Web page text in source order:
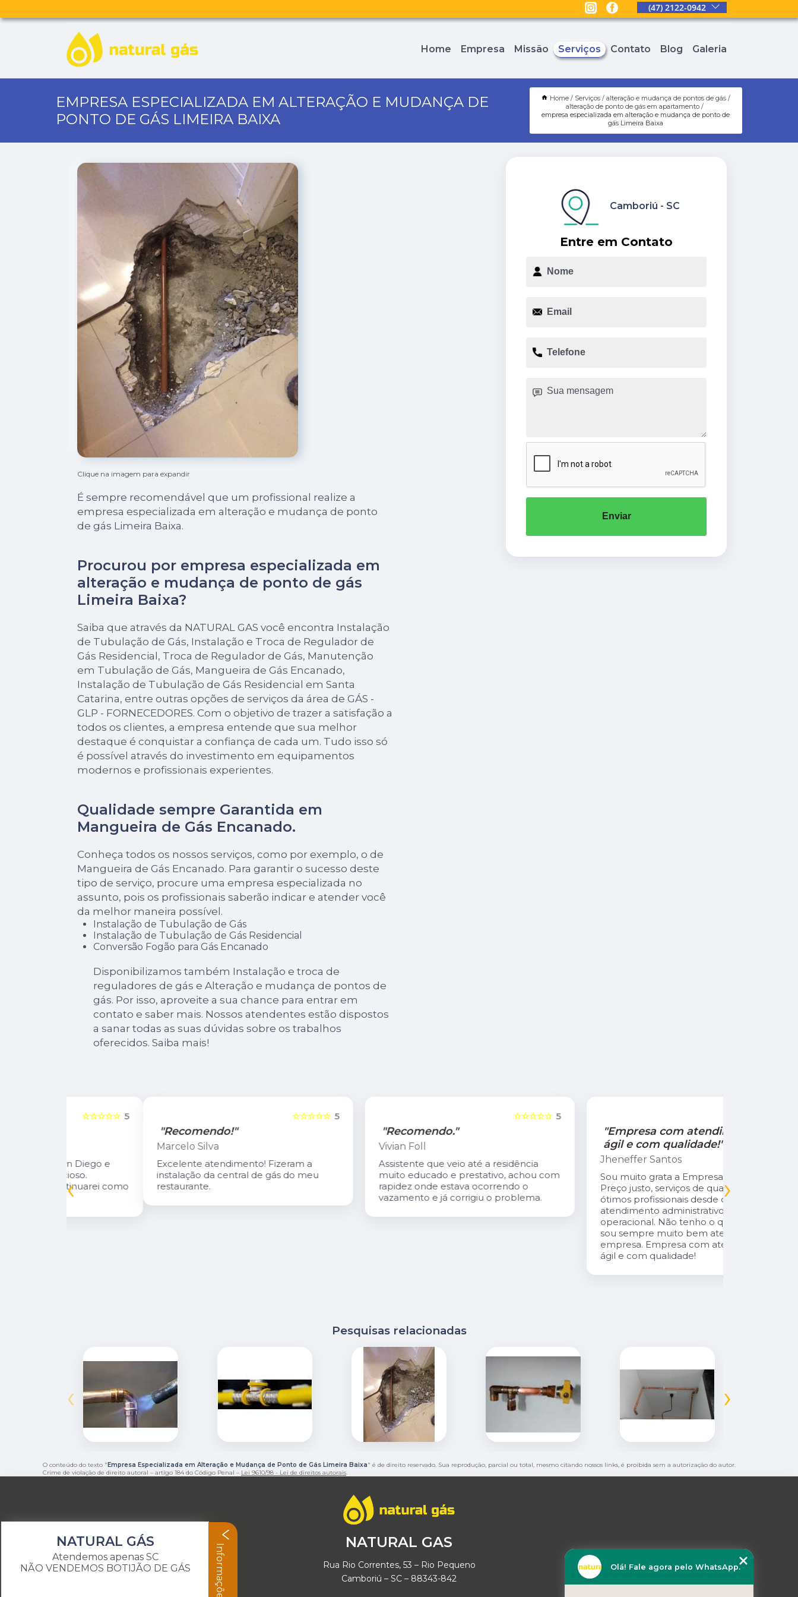
(47) 2122-0942
Home Empresa Missão Serviços Contato Blog Galeria
EMPRESA ESPECIALIZADA EM ALTERAÇÃO E MUDANÇA DE
PONTO DE GÁS LIMEIRA BAIXA
Home Serviços
alteração e mudança de pontos de gás
alteração de ponto de gás em apartamento
empresa especializada em alteração e mudança de ponto de
gás Limeira Baixa
Clique na imagem para expandir
É sempre recomendável que um profissional realize a
empresa especializada em alteração e mudança de ponto
de gás Limeira Baixa.
Procurou por empresa especializada em
alteração e mudança de ponto de gás
Limeira Baixa?
Saiba que através da NATURAL GAS você encontra Instalação
de Tubulação de Gás, Instalação e Troca de Regulador de
Gás Residencial, Troca de Regulador de Gás, Manutenção
em Tubulação de Gás, Mangueira de Gás Encanado,
Instalação de Tubulação de Gás Residencial em Santa
Catarina, entre outras opções de serviços da área de GÁS -
GLP - FORNECEDORES. Com o objetivo de trazer a satisfação a
todos os clientes, a empresa entende que sua melhor
destaque é conquistar a confiança de cada um. Tudo isso só
é possível através do investimento em equipamentos
modernos e profissionais experientes.
Qualidade sempre Garantida em
Mangueira de Gás Encanado.
Conheça todos os nossos serviços, como por exemplo, o de
Mangueira de Gás Encanado. Para garantir o sucesso deste
tipo de serviço, procure uma empresa especializada no
assunto, pois os profissionais saberão indicar e atender você
da melhor maneira possível.
Instalação de Tubulação de Gás
Instalação de Tubulação de Gás Residencial
Conversão Fogão para Gás Encanado
Disponibilizamos também Instalação e troca de
reguladores de gás e Alteração e mudança de pontos de
gás. Por isso, aproveite a sua chance para entrar em
contato e saber mais. Nossos atendentes estão dispostos
a sanar todas as suas dúvidas sobre os trabalhos
oferecidos. Saiba mais!
Entre em Contato
Camboriú - SC
Enviar
"Recomendo!"
Excelente atendimento! Fizeram a
instalação da central de gás do meu
restaurante.
"Recomendo."
Assistente que veio até a residência
muito educado e prestativo, achou com
rapidez onde estava ocorrendo o
vazamento e já corrigiu o problema.
"Empresa com atendimento
ágil e com qualidade!"
Jheneffer Santos
Sou muito grata a Empresa Natural Gás.
Preço justo, serviços de qualidade,
ótimos profissionais desde o
atendimento administrativo ao
operacional. Não tenho o que reclamar,
sou sempre muito bem atendida pela
empresa. Empresa com atendimento
ágil e com qualidade!
‹ ›
Pesquisas relacionadas
‹ ›
O conteúdo do texto " Empresa Especializada em Alteração e Mudança de Ponto de Gás Limeira Baixa" é de direito reservado. Sua reprodução, parcial ou total, mesmo citando nossos links, é proibida sem a autorização do autor.
Crime de violação de direito autoral – artigo 184 do Código Penal – Lei 9610/98 - Lei de direitos autorais.
NATURAL GAS
Rua Rio Correntes, 53 – Rio Pequeno
Camboriú – SC – 88343-842
Olá! Fale agora pelo WhatsApp.
NATURAL GÁS
Atendemos apenas SC
NÃO VENDEMOS BOTIJÃO DE GÁS
Informações